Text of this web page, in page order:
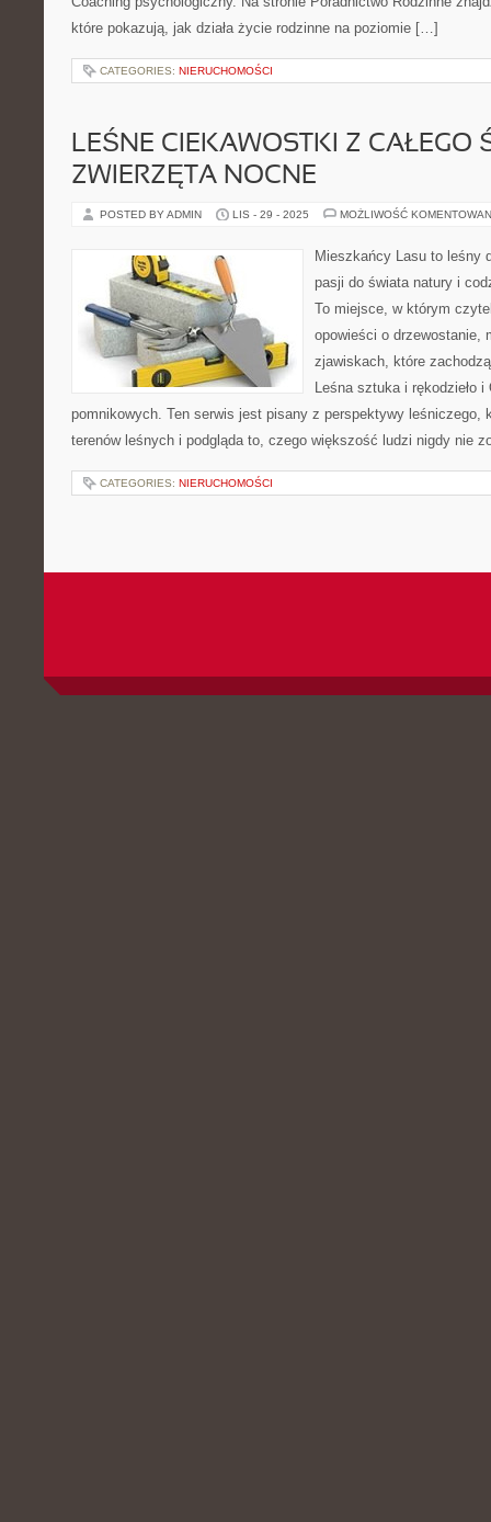
które pokazują, jak działa życie rodzinne na poziomie […]
CATEGORIES: NIERUCHOMOŚCI
LEŚNE CIEKAWOSTKI Z CAŁEGO
ZWIERZĘTA NOCNE
POSTED BY ADMIN LIS - 29 - 2025 MOŻLIWOŚĆ
Mieszkańcy Lasu to leśny
pasji do świata natury i
To miejsce, w którym
opowieści o drzewostanie,
zjawiskach, które
Leśna sztuka i rękodzieło i
pomnikowych. Ten serwis jest pisany z perspektywy leśniczego,
terenów leśnych i podgląda to, czego większość ludzi nigdy nie
CATEGORIES: NIERUCHOMOŚCI